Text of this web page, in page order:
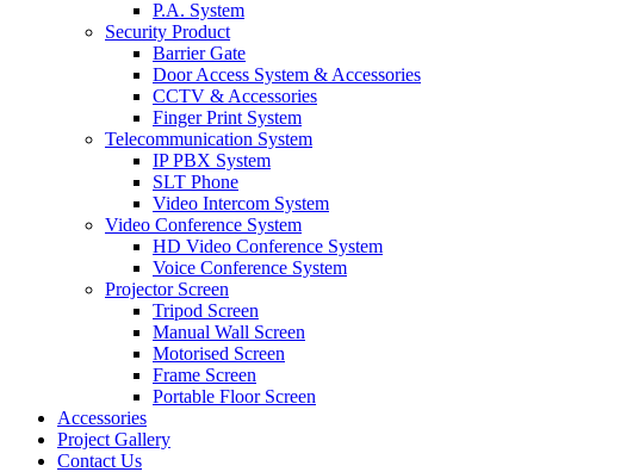
P.A. System
Security Product
Barrier Gate
Door Access System & Accessories
CCTV & Accessories
Finger Print System
Telecommunication System
IP PBX System
SLT Phone
Video Intercom System
Video Conference System
HD Video Conference System
Voice Conference System
Projector Screen
Tripod Screen
Manual Wall Screen
Motorised Screen
Frame Screen
Portable Floor Screen
Accessories
Project Gallery
Contact Us